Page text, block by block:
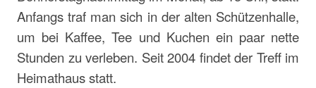
Anfangs traf man sich in der alten Schützenhalle,
um bei Kaffee, Tee und Kuchen ein paar nette
Stunden zu verleben. Seit 2004 findet der Treff im
Heimathaus statt.